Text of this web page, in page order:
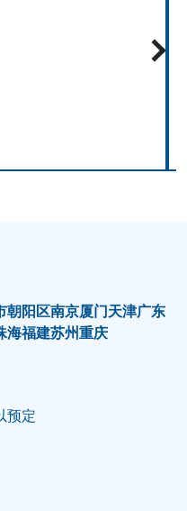
朝阳区南京厦门天津广东
海福建苏州重庆
预定